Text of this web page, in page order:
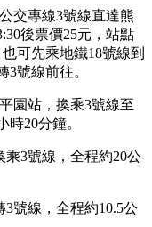
交專線3號線直達熊
後票價25元，站點
可先乘地鐵18號線到
號線前往。
園站，換乘3號線至
20分鐘。
3號線，全程約20公
號線，全程約10.5公